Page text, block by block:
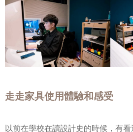
走走家具使用體驗和感受
以前在學校在讀設計史的時候，有看